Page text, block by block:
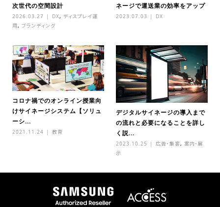
次世代の空間設計
2026.03.27 DX, ディスプレイ運
用, ブランディング
ネージで運送業の効率をアップ
2023.07.03 DX
コロナ禍でのオンライン授業向
けサイネージシステム【ソリュ
ーシ...
2021.11.24 教育
デジタルサイネージの導入まで
の流れと必要になることを詳し
く説...
2023.10.25 広告・集客,案内・展
示